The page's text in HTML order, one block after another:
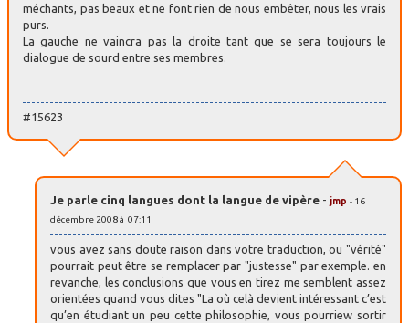
méchants, pas beaux et ne font rien de nous embêter, nous les vrais
purs.
La gauche ne vaincra pas la droite tant que se sera toujours le
dialogue de sourd entre ses membres.
#15623
Je parle cinq langues dont la langue de vipère - jmp - 16
décembre 2008 à 07:11
vous avez sans doute raison dans votre traduction, ou "vérité"
pourrait peut être se remplacer par "justesse" par exemple. en
revanche, les conclusions que vous en tirez me semblent assez
orientées quand vous dites "La où celà devient intéressant c’est
qu’en étudiant un peu cette philosophie, vous pourriew sortir